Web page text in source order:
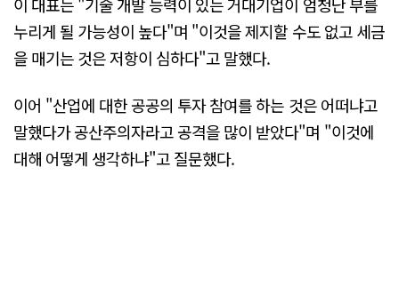
누리게 될 가능성이 높다"며 "이것을 제지할 수도 없고 세금
을 매기는 것은 저항이 심하다"고 말했다.
이어 "산업에 대한 공공의 투자 참여를 하는 것은 어떠냐고
말했다가 공산주의자라고 공격을 많이 받았다"며 "이것에
대해 어떻게 생각하냐"고 질문했다.